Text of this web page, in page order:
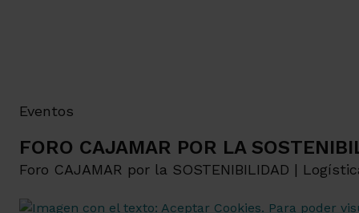
Eventos
FORO CAJAMAR POR LA
Foro CAJAMAR por la SOSTENIBILIDAD |